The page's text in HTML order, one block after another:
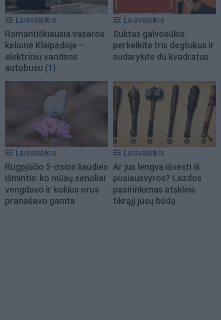
Laisvalaikis
Romantiškiausia vasaros
kelionė Klaipėdoje –
elektriniu vandens
autobusu (1)
Laisvalaikis
Suktas galvosūkis:
perkelkite tris degtukus ir
sudarykite du kvadratus
Laisvalaikis
Rugpjūčio 5-osios liaudies
išmintis: ko mūsų senoliai
vengdavo ir kokius orus
pranašavo gamta
Laisvalaikis
Ar jus lengva išvesti iš
pusiausvyros? Lazdos
pasirinkimas atskleis
tikrąjį jūsų būdą